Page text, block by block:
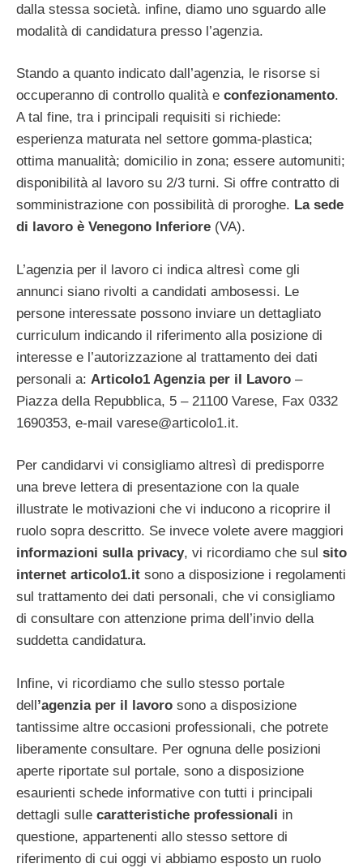
dalla stessa società. infine, diamo uno sguardo alle
modalità di candidatura presso l’agenzia.
Stando a quanto indicato dall’agenzia, le risorse si
occuperanno di controllo qualità e confezionamento.
A tal fine, tra i principali requisiti si richiede:
esperienza maturata nel settore gomma-plastica;
ottima manualità; domicilio in zona; essere automuniti;
disponibilità al lavoro su 2/3 turni. Si offre contratto di
somministrazione con possibilità di proroghe. La sede
di lavoro è Venegono Inferiore (VA).
L’agenzia per il lavoro ci indica altresì come gli
annunci siano rivolti a candidati ambosessi. Le
persone interessate possono inviare un dettagliato
curriculum indicando il riferimento alla posizione di
interesse e l’autorizzazione al trattamento dei dati
personali a: Articolo1 Agenzia per il Lavoro –
Piazza della Repubblica, 5 – 21100 Varese, Fax 0332
1690353, e-mail varese@articolo1.it.
Per candidarvi vi consigliamo altresì di predisporre
una breve lettera di presentazione con la quale
illustrate le motivazioni che vi inducono a ricoprire il
ruolo sopra descritto. Se invece volete avere maggiori
informazioni sulla privacy, vi ricordiamo che sul sito
internet articolo1.it sono a disposizione i regolamenti
sul trattamento dei dati personali, che vi consigliamo
di consultare con attenzione prima dell’invio della
suddetta candidatura.
Infine, vi ricordiamo che sullo stesso portale
dell’agenzia per il lavoro sono a disposizione
tantissime altre occasioni professionali, che potrete
liberamente consultare. Per ognuna delle posizioni
aperte riportate sul portale, sono a disposizione
esaurienti schede informative con tutti i principali
dettagli sulle caratteristiche professionali in
questione, appartenenti allo stesso settore di
riferimento di cui oggi vi abbiamo esposto un ruolo